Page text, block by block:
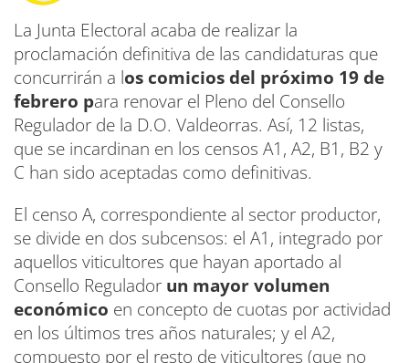
La Junta Electoral acaba de realizar la
proclamación definitiva de las candidaturas que
concurrirán a los comicios del próximo 19 de
febrero para renovar el Pleno del Consello
Regulador de la D.O. Valdeorras. Así, 12 listas,
que se incardinan en los censos A1, A2, B1, B2 y
C han sido aceptadas como definitivas.
El censo A, correspondiente al sector productor,
se divide en dos subcensos: el A1, integrado por
aquellos viticultores que hayan aportado al
Consello Regulador un mayor volumen
económico en concepto de cuotas por actividad
en los últimos tres años naturales; y el A2,
compuesto por el resto de viticultores (que no